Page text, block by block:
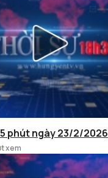
phút ngày 23/2/2026
xem